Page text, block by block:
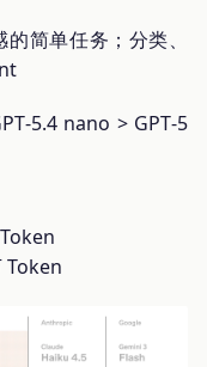
简单任务；分类、
nano > GPT‑5
Token